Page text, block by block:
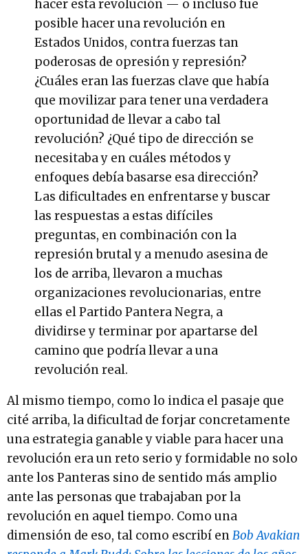
hacer esta revolución — o incluso fue
posible hacer una revolución en
Estados Unidos, contra fuerzas tan
poderosas de opresión y represión?
¿Cuáles eran las fuerzas clave que había
que movilizar para tener una verdadera
oportunidad de llevar a cabo tal
revolución? ¿Qué tipo de dirección se
necesitaba y en cuáles métodos y
enfoques debía basarse esa dirección?
Las dificultades en enfrentarse y buscar
las respuestas a estas difíciles
preguntas, en combinación con la
represión brutal y a menudo asesina de
los de arriba, llevaron a muchas
organizaciones revolucionarias, entre
ellas el Partido Pantera Negra, a
dividirse y terminar por apartarse del
camino que podría llevar a una
revolución real.
Al mismo tiempo, como lo indica el pasaje que
cité arriba, la dificultad de forjar concretamente
una estrategia ganable y viable para hacer una
revolución era un reto serio y formidable no solo
ante los Panteras sino de sentido más amplio
ante las personas que trabajaban por la
revolución en aquel tiempo. Como una
dimensión de eso, tal como escribí enBob Avakian